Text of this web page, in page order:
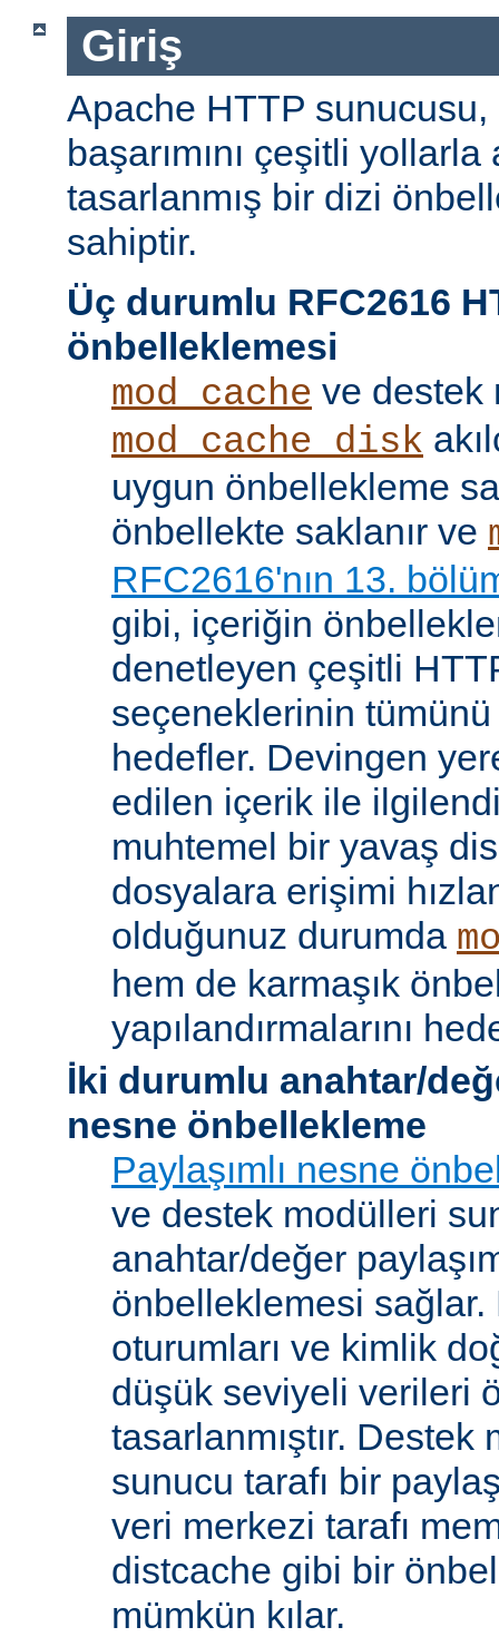
Giriş
Apache HTTP
başarımını çeşitli
tasarlanmış bir dizi
sahiptir.
Üç durumlu RFC2616
önbelleklemesi
mod_cache ve destek
mod_cache_disk
uygun önbellekleme
önbellekte saklanır ve
RFC2616'nın 13.
gibi, içeriğin
denetleyen çeşitli
seçeneklerinin tümünü
hedefler. Devingen
edilen içerik ile
muhtemel bir yavaş
dosyalara erişimi
olduğunuz durumda
hem de karmaşık
yapılandırmalarını
İki durumlu anahtar/
nesne önbellekleme
Paylaşımlı nesne
ve destek modülleri
anahtar/değer
önbelleklemesi
oturumları ve kimlik
düşük seviyeli verileri
tasarlanmıştır.
sunucu tarafı bir
veri merkezi tarafı
distcache gibi bir
mümkün kılar.